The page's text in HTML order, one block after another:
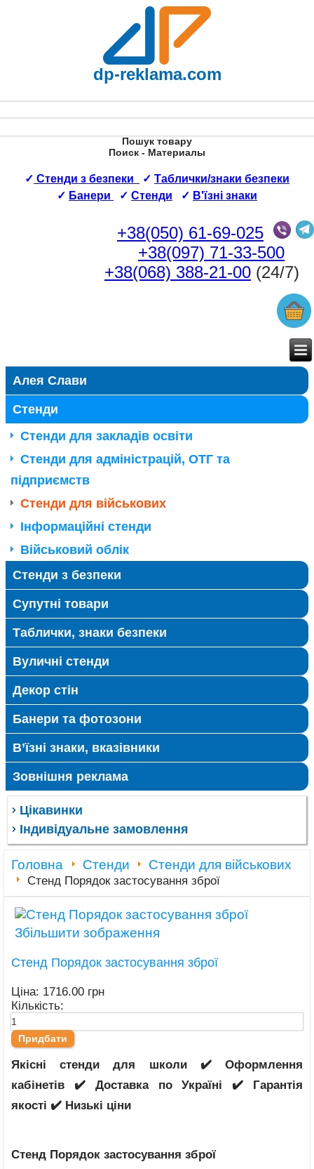
dp-reklama.com
Пошук товару
Поиск - Материалы
✓ Стенди з безпеки ✓ Таблички/знаки безпеки
✓ Банери ✓ Стенди ✓ В'їзні знаки
+38(050) 61-69-025
+38(097) 71-33-500
+38(068) 388-21-00 (24/7)
Алея Слави
Стенди
Стенди для закладів освіти
Стенди для адміністрацій, ОТГ та
підприємств
Стенди для військових
Інформаційні стенди
Військовий облік
Стенди з безпеки
Супутні товари
Таблички, знаки безпеки
Вуличні стенди
Декор стін
Банери та фотозони
В’їзні знаки, вказівники
Зовнішня реклама
Цікавинки
Індивідуальне замовлення
Головна Стенди Стенди для військових
Стенд Порядок застосування зброї
Збільшити зображення
Стенд Порядок застосування зброї
Ціна: 1716.00 грн
Кількість:
Якісні стенди для школи ✔️ Оформлення
кабінетів ✔️ Доставка по Україні ✔️ Гарантія
якості ✔️ Низькі ціни
Стенд Порядок застосування зброї